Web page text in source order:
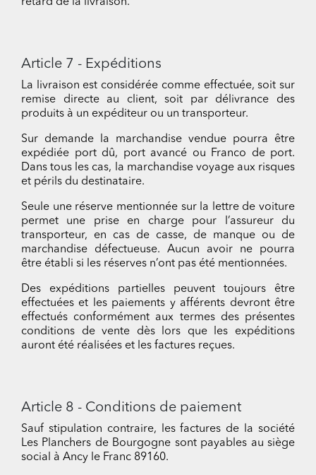
Article 7 - Expéditions
La livraison est considérée comme effectuée, soit sur
remise directe au client, soit par délivrance des
produits à un expéditeur ou un transporteur.
Sur demande la marchandise vendue pourra être
expédiée port dû, port avancé ou Franco de port.
Dans tous les cas, la marchandise voyage aux risques
et périls du destinataire.
Seule une réserve mentionnée sur la lettre de voiture
permet une prise en charge pour l’assureur du
transporteur, en cas de casse, de manque ou de
marchandise défectueuse. Aucun avoir ne pourra
être établi si les réserves n’ont pas été mentionnées.
Des expéditions partielles peuvent toujours être
effectuées et les paiements y afférents devront être
effectués conformément aux termes des présentes
conditions de vente dès lors que les expéditions
auront été réalisées et les factures reçues.
Article 8 - Conditions de paiement
Sauf stipulation contraire, les factures de la société
Les Planchers de Bourgogne sont payables au siège
social à Ancy le Franc 89160.